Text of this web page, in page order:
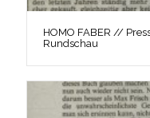
HOMO FABER //
Rundschau